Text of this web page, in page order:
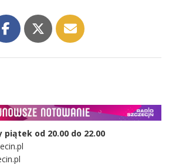
od 20.00 do 22.00